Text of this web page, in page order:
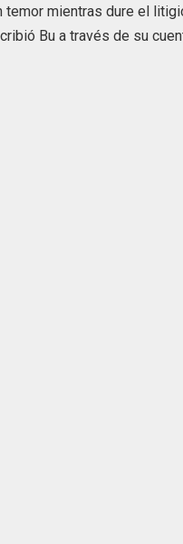
temor mientras dure el
Bu a través de su